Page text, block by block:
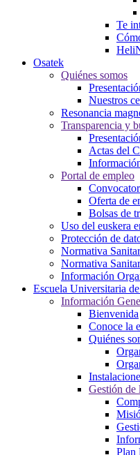
Te
Osatek
Quiénes somos
Nuestros
Resonancia
Transparencia y
Actas del
Portal de empleo
Oferta de
Bolsas de
Uso del euskera
Protección de
Normativa
Normativa
Información
Escuela Universitaria
Información
Bienvenida
Conoce la
Quiénes
Gestión de
Plan